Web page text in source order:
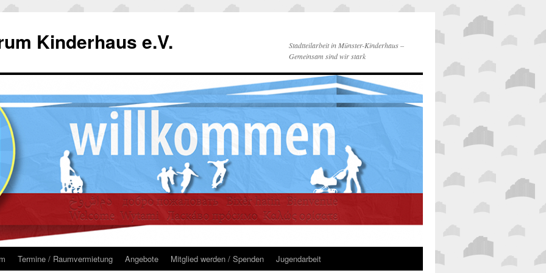
Kinderhaus e.V.
Stadtteilarbeit in Münster-Kinderhaus –
Gemeinsam sind wir stark
Termine / Raumvermietung Angebote Mitglied werden / Spenden Jugendarbeit